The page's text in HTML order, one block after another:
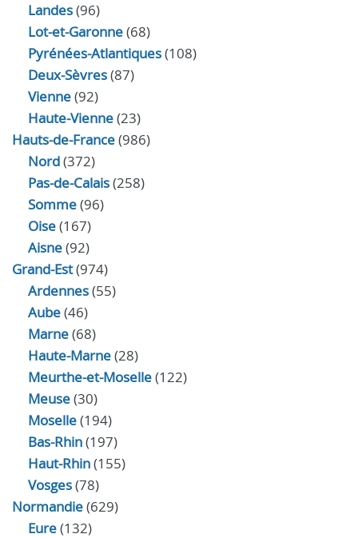
Landes(96)
Lot-et-Garonne(68)
Pyrénées-Atlantiques(108)
Deux-Sèvres(87)
Vienne(92)
Haute-Vienne(23)
Hauts-de-France(986)
Nord(372)
Pas-de-Calais(258)
Somme(96)
Oise(167)
Aisne(92)
Grand-Est(974)
Ardennes(55)
Aube(46)
Marne(68)
Haute-Marne(28)
Meurthe-et-Moselle(122)
Meuse(30)
Moselle(194)
Bas-Rhin(197)
Haut-Rhin(155)
Vosges(78)
Normandie(629)
Eure(132)